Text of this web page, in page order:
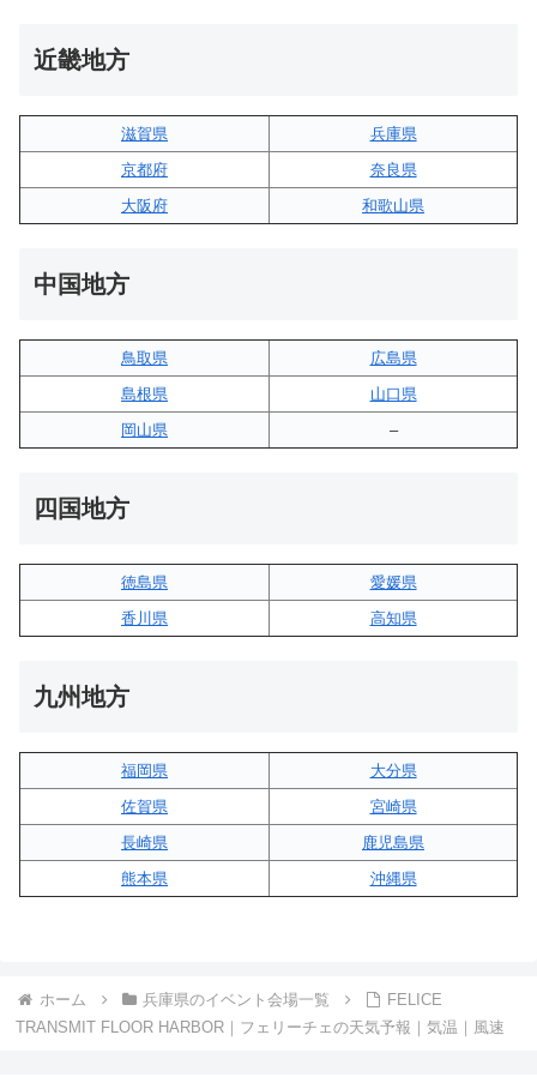
近畿地方
滋賀県
兵庫県
京都府
奈良県
大阪府
和歌山県
中国地方
鳥取県
広島県
島根県
山口県
岡山県
–
四国地方
徳島県
愛媛県
香川県
高知県
九州地方
福岡県
大分県
佐賀県
宮崎県
長崎県
鹿児島県
熊本県
沖縄県
ホーム 兵庫県のイベント会場一覧
FELICE
TRANSMIT FLOOR HARBOR｜フェリーチェの天気予報｜気温｜風速